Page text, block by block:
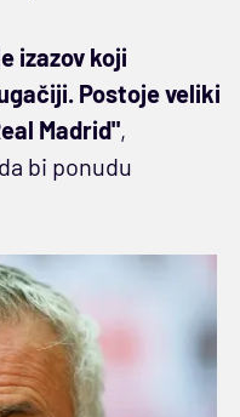
izazov koji
Postoje veliki
Madrid",
bi ponudu